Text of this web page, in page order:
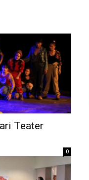
Teater
0